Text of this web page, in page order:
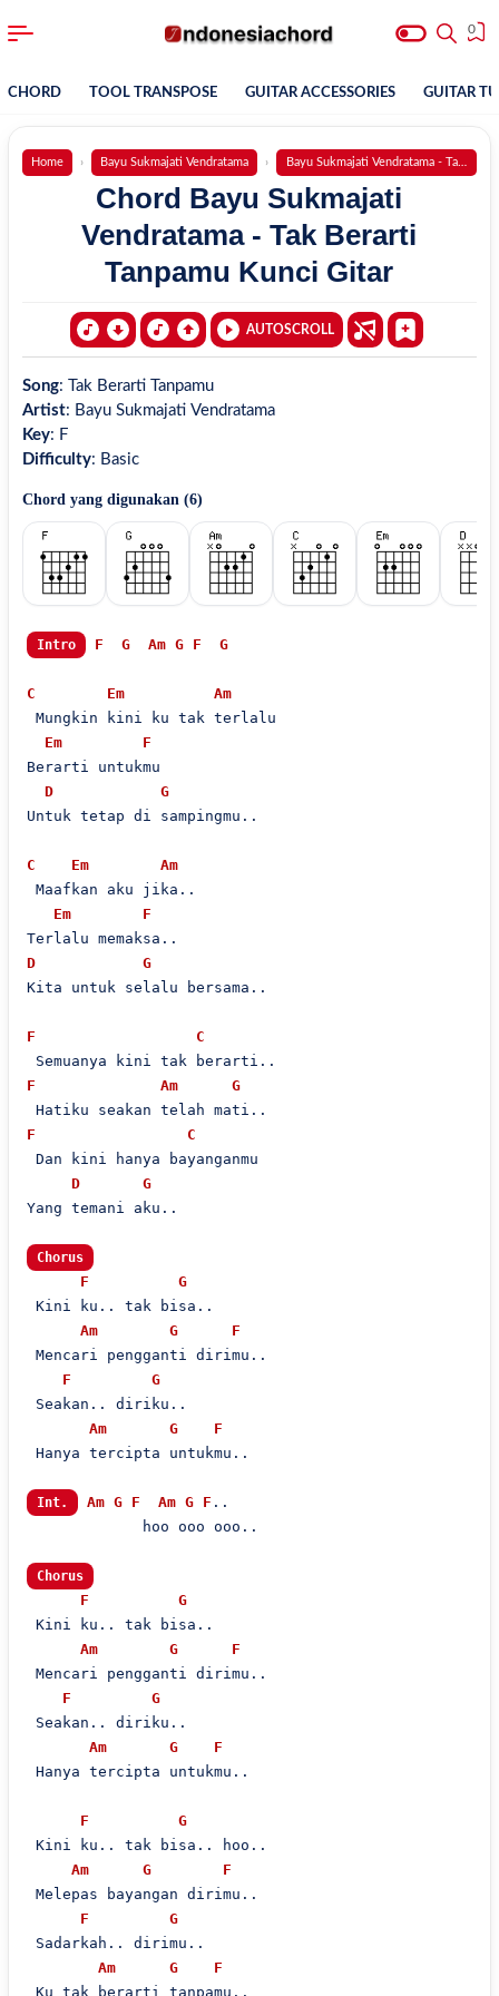
0
CHORD TOOL TRANSPOSE GUITAR ACCESSORIES GUITAR
Home Bayu Sukmajati Vendratama Bayu Sukmajati Vendratama - Tak
Chord Bayu Sukmajati
Vendratama - Tak Berarti
Tanpamu Kunci Gitar
AUTOSCROLL
Song:
Tak Berarti Tanpamu
Artist: Bayu Sukmajati Vendratama
Key: F
Difficulty: Basic
Chord yang digunakan (6)
Intro F G Am G F G
C Em
Am
Mungkin kini ku tak terlalu
Em
F
Berarti untukmu
D
G
Untuk tetap di sampingmu..
C Em
Am
Maafkan aku jika..
Em
F
D
G
Kita untuk selalu bersama..
F
C
F
Am
G
F
C
Dan kini hanya bayanganmu
D
G
Yang temani aku..
Chorus
F
G
Kini ku.. tak bisa..
Am
G
F
Mencari pengganti dirimu..
F
G
Seakan.. diriku..
Am
G
F
Hanya tercipta untukmu..
Int. Am G F Am G F ..
             hoo ooo ooo..
Chorus
F
G
Kini ku.. tak bisa..
Am
G
F
Mencari pengganti dirimu..
F
G
Seakan.. diriku..
Am
G
F
Hanya tercipta untukmu..
F
G
Kini ku.. tak bisa.. hoo..
Am
G
F
Melepas bayangan dirimu..
F
G
Sadarkah.. dirimu..
Am
G
F
Ku tak berarti tanpamu..